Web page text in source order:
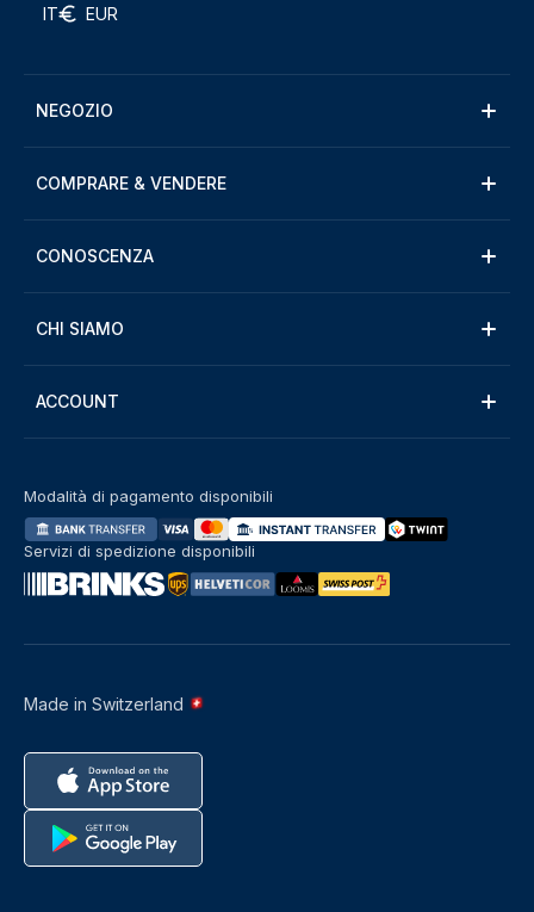
IT EUR
NEGOZIO
COMPRARE & VENDERE
CONOSCENZA
CHI SIAMO
ACCOUNT
Made in Switzerland
Modalità di pagamento disponibili
Servizi di spedizione disponibili